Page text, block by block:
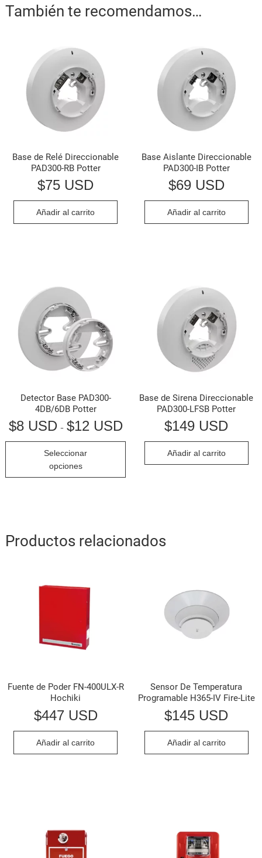
También te recomendamos…
Base de Relé Direccionable
PAD300-RB Potter
$75 USD
Añadir al carrito
Base Aislante Direccionable
PAD300-IB Potter
$69 USD
Añadir al carrito
Detector Base PAD300-
4DB/6DB Potter
$8 USD - $12 USDRango
precios:
$8 USD
hasta
Seleccionar
opciones
producto
tiene
opciones
Base de Sirena Direccionable
PAD300-LFSB Potter
$149 USD
Añadir al carrito
Productos relacionados
Fuente de Poder FN-400ULX-R
Hochiki
$447 USD
Añadir al carrito
Sensor De Temperatura
Programable H365-IV Fire-Lite
$145 USD
Añadir al carrito